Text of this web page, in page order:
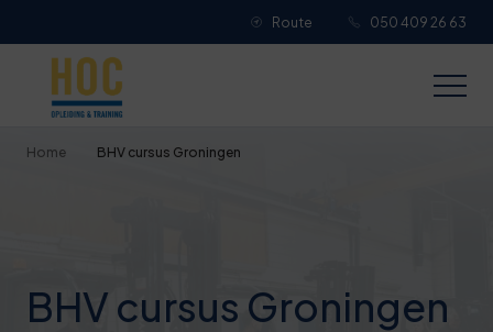
Route 050 409 26 63
Home BHV cursus Groningen
BHV cursus Groningen
Je overall waardering
Titel van je beoordeling